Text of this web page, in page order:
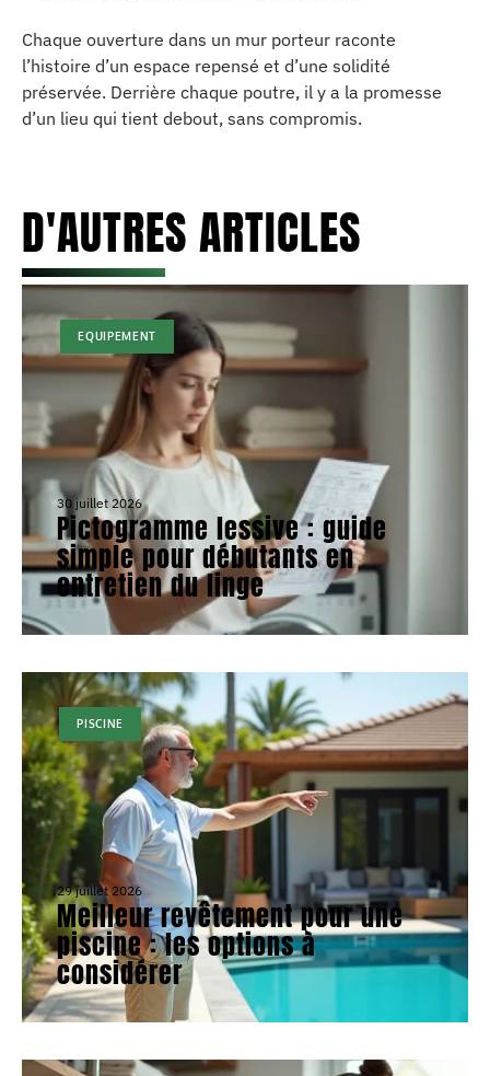
Chaque ouverture dans un mur porteur raconte
l’histoire d’un espace repensé et d’une solidité
préservée. Derrière chaque poutre, il y a la promesse
d’un lieu qui tient debout, sans compromis.
D'AUTRES ARTICLES
EQUIPEMENT
30 juillet 2026
Pictogramme lessive : guide
simple pour débutants en
entretien du linge
PISCINE
29 juillet 2026
Meilleur revêtement pour une
piscine : les options à
considérer